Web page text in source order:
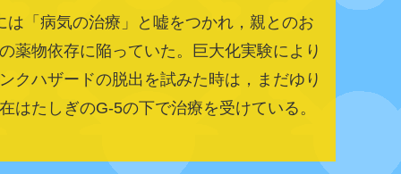
「病気の治療」と嘘をつかれ，親とのお
薬物依存に陥っていた。巨大化実験により
クハザードの脱出を試みた時は，まだゆり
たしぎのG-5の下で治療を受けている。